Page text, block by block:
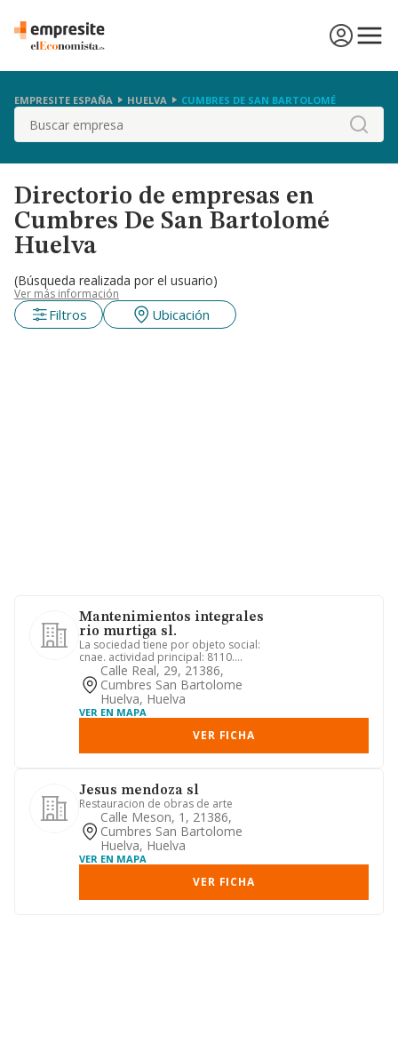
EMPRESITE ESPAÑA HUELVA CUMBRES DE SAN BARTOLOMÉ
Buscar
Directorio de empresas en
Cumbres De San Bartolomé
Huelva
(Búsqueda realizada por el usuario)
Ver más información
Filtros Ubicación
Mantenimientos integrales
rio murtiga sl.
La sociedad tiene por objeto social:
cnae. actividad principal: 8110.
servicios integrales a edific...
Calle Real, 29, 21386,
Cumbres San Bartolome
Huelva, Huelva
VER EN MAPA
VER FICHA
Jesus mendoza sl
Restauracion de obras de arte
Calle Meson, 1, 21386,
Cumbres San Bartolome
Huelva, Huelva
VER EN MAPA
VER FICHA